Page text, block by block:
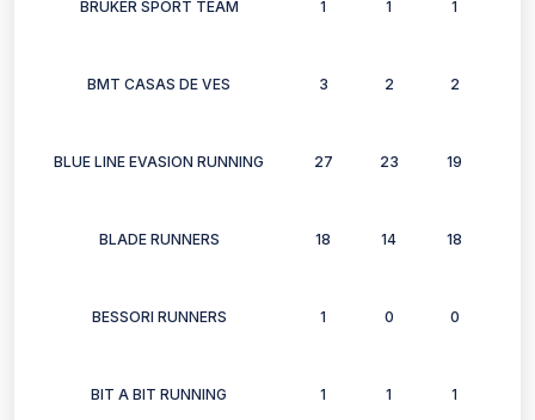
BRUKER SPORT TEAM 1 1 1
BMT CASAS DE VES 3 2 2
BLUE LINE EVASION RUNNING 27 23 19
BLADE RUNNERS 18 14 18
BESSORI RUNNERS 1 0 0
BIT A BIT RUNNING 1 1 1